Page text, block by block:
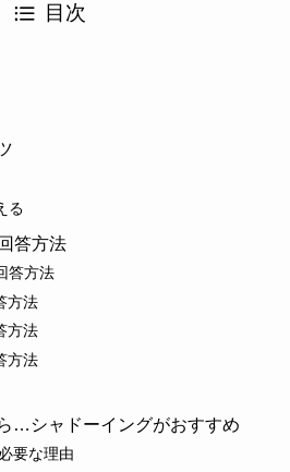
目次
る
答方法
答方法
方法
方法
方法
…シャドーイングがおすすめ
要な理由